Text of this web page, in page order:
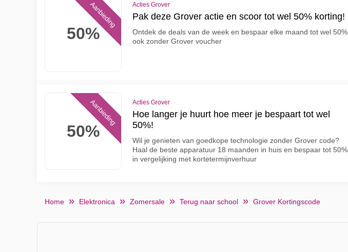
50%
Aanbieding Acties Grover
Pak deze Grover actie en scoor tot wel 50% korting!
Ontdek de deals van de week en bespaar elke maand tot wel 50%
ook zonder Grover voucher
50%
Aanbieding Acties Grover
Hoe langer je huurt hoe meer je bespaart tot wel
50%!
Wil je genieten van goedkope technologie zonder Grover code?
Haal de beste apparatuur 18 maanden in huis en bespaar tot 50%
in vergelijking met kortetermijnverhuur
Home Elektronica Zomersale Terug naar school Grover Kortingscode